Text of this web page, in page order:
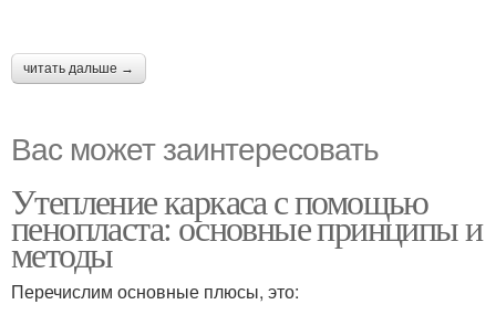
читать дальше →
Вас может заинтересовать
Утепление каркаса с помощью
пенопласта: основные принципы и
методы
Перечислим основные плюсы, это: